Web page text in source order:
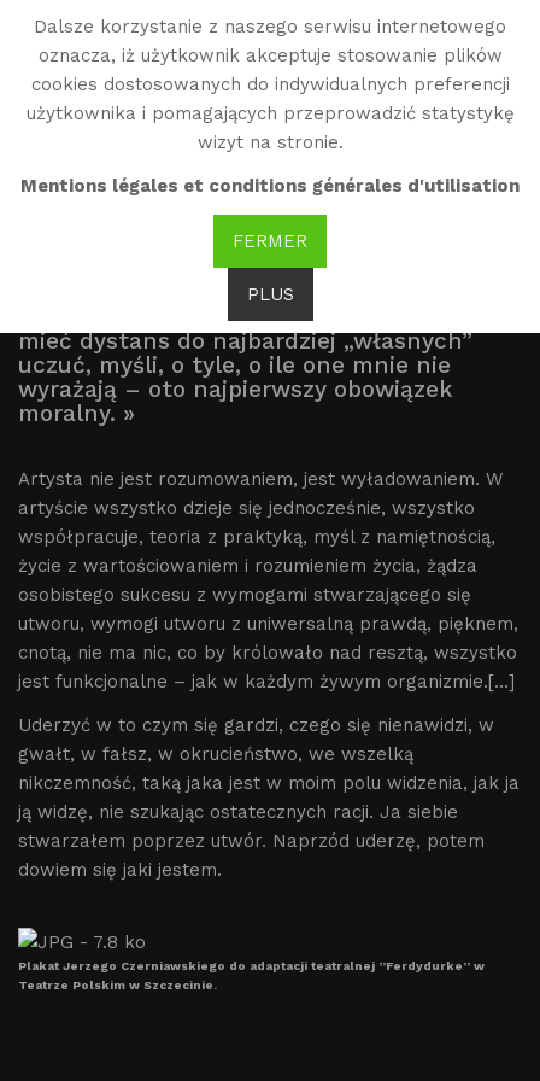
Dalsze korzystanie z naszego serwisu internetowego
oznacza, iż użytkownik akceptuje stosowanie plików
cookies dostosowanych do indywidualnych preferencji
użytkownika i pomagających przeprowadzić statystykę
wizyt na stronie.
Mentions légales et conditions générales d'utilisation
FERMER
PLUS
Witold Gombrowicz
Fragment
« Być sobą, bronić się przed deformacją,
mieć dystans do najbardziej „własnych”
uczuć, myśli, o tyle, o ile one mnie nie
wyrażają – oto najpierwszy obowiązek
moralny. »
Artysta nie jest rozumowaniem, jest wyładowaniem. W
artyście wszystko dzieje się jednocześnie, wszystko
współpracuje, teoria z praktyką, myśl z namiętnością,
życie z wartościowaniem i rozumieniem życia, żądza
osobistego sukcesu z wymogami stwarzającego się
utworu, wymogi utworu z uniwersalną prawdą, pięknem,
cnotą, nie ma nic, co by królowało nad resztą, wszystko
jest funkcjonalne – jak w każdym żywym organizmie.[…]
Uderzyć w to czym się gardzi, czego się nienawidzi, w
gwałt, w fałsz, w okrucieństwo, we wszelką
nikczemność, taką jaka jest w moim polu widzenia, jak ja
ją widzę, nie szukając ostatecznych racji. Ja siebie
stwarzałem poprzez utwór. Naprzód uderzę, potem
dowiem się jaki jestem.
Plakat Jerzego Czerniawskiego do adaptacji teatralnej ’’Ferdydurke’’ w
Teatrze Polskim w Szczecinie.